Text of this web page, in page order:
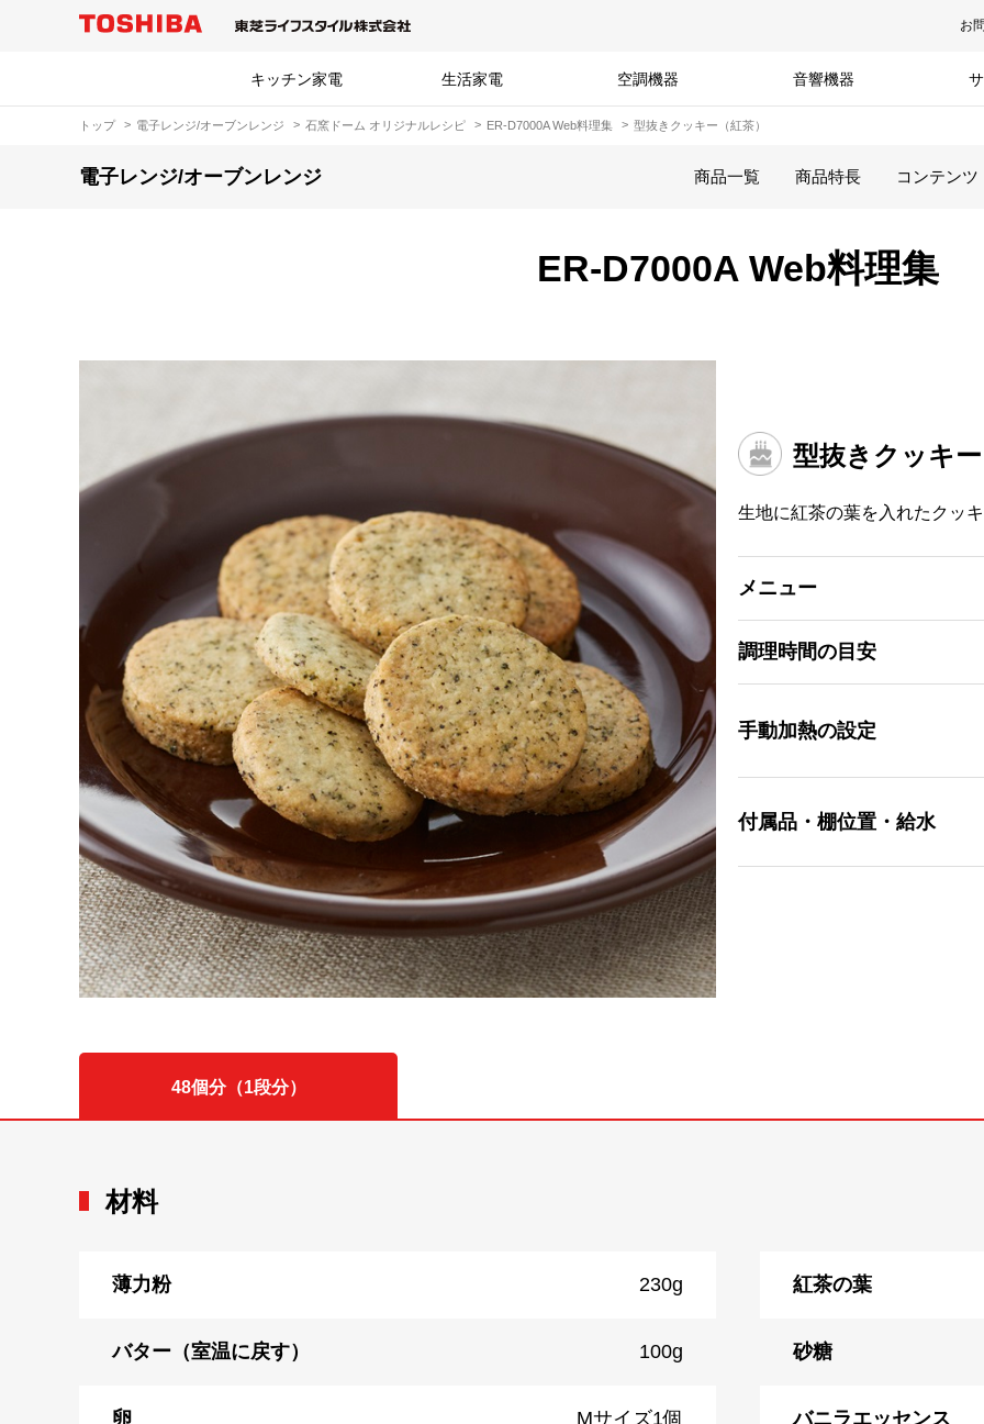
お
キッチン家電 生活家電 空調機器 音響機器
トップ 電子レンジ/オーブンレンジ 石窯ドーム オリジナルレシピ ER-D7000A Web料理集 型抜きクッキー（紅茶）
電子レンジ/オーブンレンジ 商品一覧 商品特長 コンテンツ
ER-D7000A Web料理集
型抜きクッキ
生地に紅茶の葉を入れたクッ
メニュー
調理時間の目安
手動加熱の設定
付属品・棚位置・給水
48個分（1段分）
材料
薄力粉 230g 紅茶の葉
バター（室温に戻す） 100g 砂糖
卵 Mサイズ1個 バニラエッセンス